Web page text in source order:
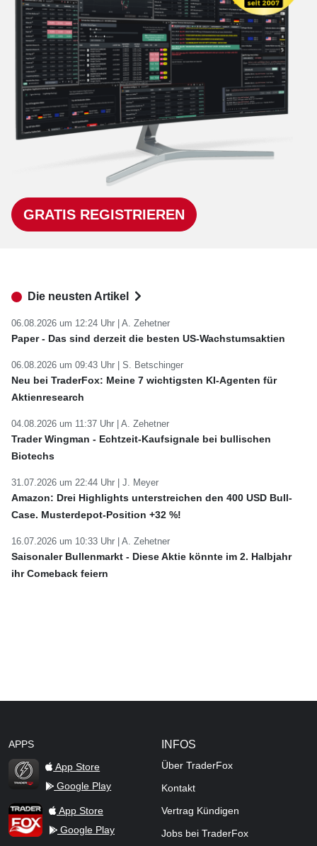
GRATIS REGISTRIEREN
Die neusten Artikel
06.08.2026 um 12:24 Uhr | A. Zehetner
Paper - Das sind derzeit die besten US-Wachstumsaktien
06.08.2026 um 09:43 Uhr | S. Betschinger
Neu bei TraderFox: Meine 7 wichtigsten KI-Agenten für
Aktienresearch
04.08.2026 um 11:37 Uhr | A. Zehetner
Trader Wingman - Echtzeit-Kaufsignale bei bullischen
Biotechs
31.07.2026 um 22:44 Uhr | J. Meyer
Amazon: Drei Highlights unterstreichen den 400 USD Bull-
Case. Musterdepot-Position +32 %!
16.07.2026 um 10:33 Uhr | A. Zehetner
Saisonaler Bullenmarkt - Diese Aktie könnte im 2. Halbjahr
ihr Comeback feiern
APPS
TraderFox Flash
App Store
Google Play
TraderFox AppApp Store
Google Play
INFOS
Über TraderFox
Kontakt
Vertrag Kündigen
Jobs bei TraderFox